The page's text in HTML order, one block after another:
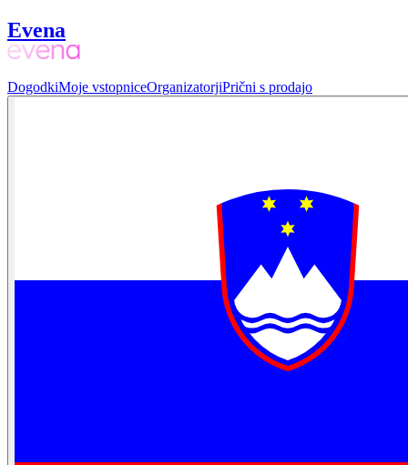
Evena
DogodkiMoje vstopniceOrganizatorjiPrični s prodajo